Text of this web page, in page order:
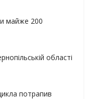
майже 200
області
потрапив